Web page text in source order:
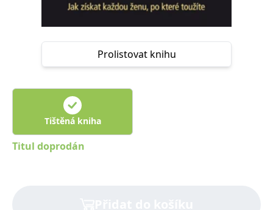
Prolistovat knihu
Tištěná kniha
Titul doprodán